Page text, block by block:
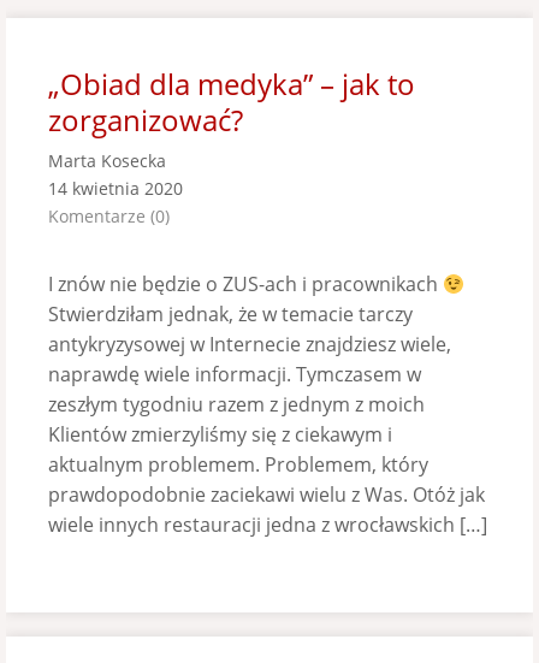
„Obiad dla medyka” – jak to
zorganizować?
Marta Kosecka
14 kwietnia 2020
Komentarze (0)
I znów nie będzie o ZUS-ach i pracownikach
Stwierdziłam jednak, że w temacie tarczy
antykryzysowej w Internecie znajdziesz wiele,
naprawdę wiele informacji. Tymczasem w
zeszłym tygodniu razem z jednym z moich
Klientów zmierzyliśmy się z ciekawym i
aktualnym problemem. Problemem, który
prawdopodobnie zaciekawi wielu z Was. Otóż jak
wiele innych restauracji jedna z wrocławskich […]